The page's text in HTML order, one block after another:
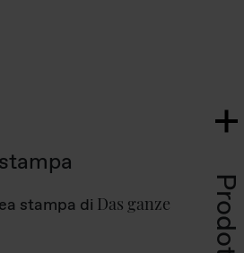
Prodotti
stampa di Das ganze